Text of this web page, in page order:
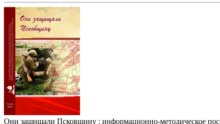
Они защищали Псковщину : информационно-методическое